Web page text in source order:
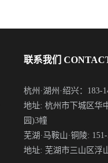
联系我们
杭州·湖州·绍兴：183-
地址: 杭州市下城区华
园)3幢
芜湖·马鞍山·铜陵:
地址: 芜湖市三山区浮